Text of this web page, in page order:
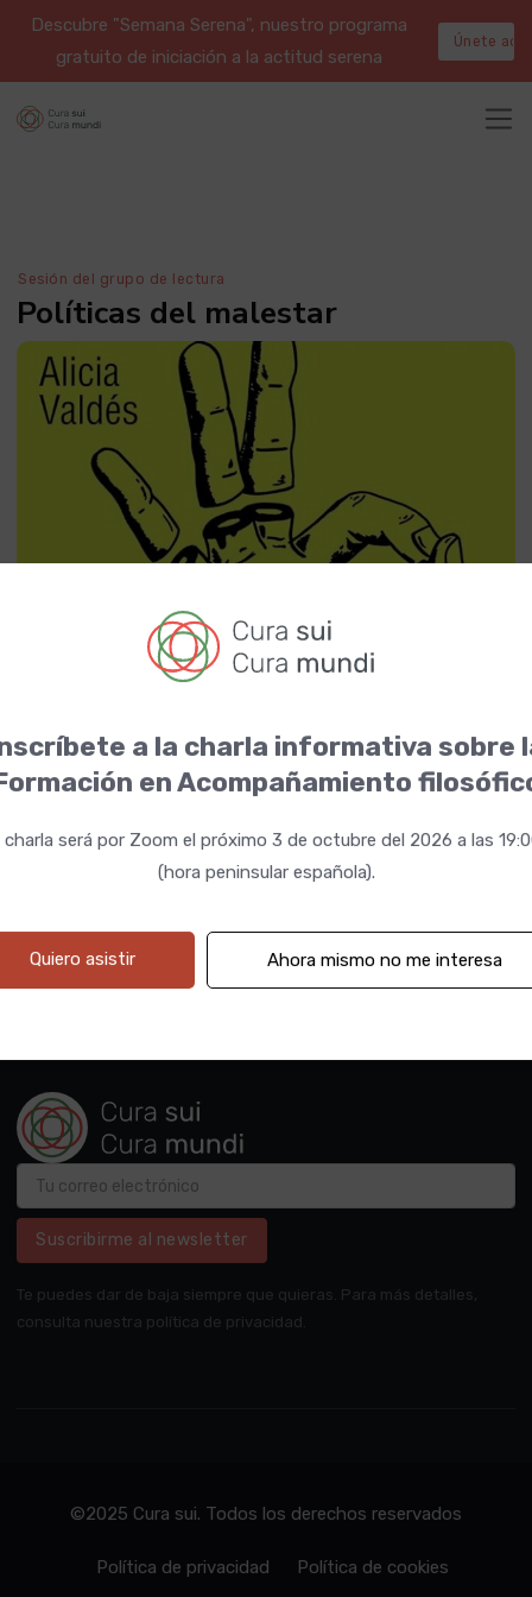
Descubre "Semana Serena", nuestro programa
gratuito de iniciación a la actitud serena
Únete aquí
Sesión del grupo de lectura
Políticas del malestar
Fechas 04 febrero 2025 19:00h
Suscribirme al newsletter
Te puedes dar de baja siempre que quieras. Para más detalles,
consulta nuestra política de privacidad.
©2025 Cura sui. Todos los derechos reservados
Política de privacidad Política de cookies
a la charla informativa sobre
en Acompañamiento
charla será por Zoom el próximo 3 de octubre del 2026 a las
(hora peninsular española).
Quiero asistir Ahora mismo no me interesa